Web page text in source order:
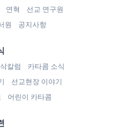
연혁
선교 연구원
원 공지사항
칼럼
카타콤 소식
선교현장 이야기
어린이 카타콤